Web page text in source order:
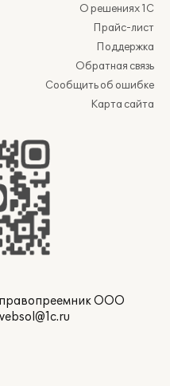
О решениях 1С
Прайс-лист
Поддержка
Обратная связь
Сообщить об ошибке
Карта сайта
ООО